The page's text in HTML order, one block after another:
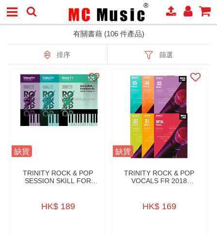
有關書藉 (106 件產品)
排序 篩選
缺貨
TRINITY ROCK & POP
SESSION SKILL FOR
HK$ 189
缺貨
TRINITY ROCK & POP
VOCALS FR 2018
HK$ 169